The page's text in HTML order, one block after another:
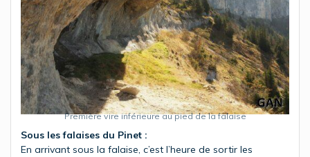
Première vire inférieure au pied de la falaise
Sous les falaises du Pinet :
En arrivant sous la falaise, c’est l’heure de sortir les